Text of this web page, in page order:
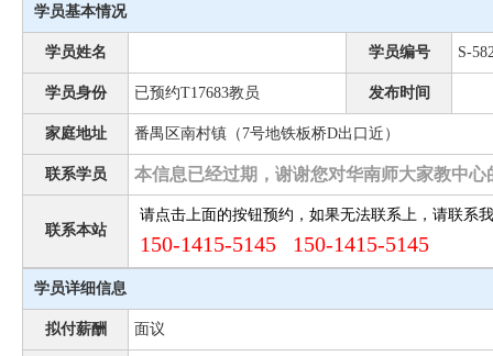
学员基本情况
学员姓名 学员编号 S-
学员身份 已预约T17683教员 发布时间
家庭地址 番禺区南村镇（7号地铁板桥D出口近）
联系学员 本信息已经过期，谢谢您对华南师大家教中心
联系本站
请点击上面的按钮预约，如果无法联系上，请联系
150-1415-5145 150-1415-5145
学员详细信息
拟付薪酬 面议